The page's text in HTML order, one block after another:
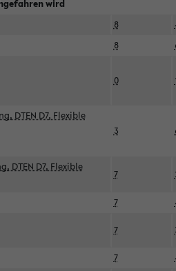
wird
8
8
0
DTEN D7, Flexible
3
DTEN D7, Flexible
7
7
7
7